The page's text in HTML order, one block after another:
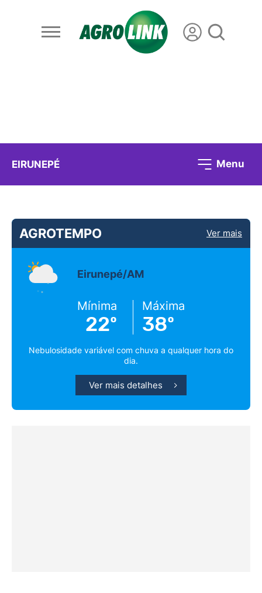
EIRUNEPÉ Menu
AGROTEMPO Ver mais
Eirunepé/AM
Mínima
22º
Máxima
38º
Nebulosidade variável com chuva a qualquer hora do
dia.
Ver mais detalhes